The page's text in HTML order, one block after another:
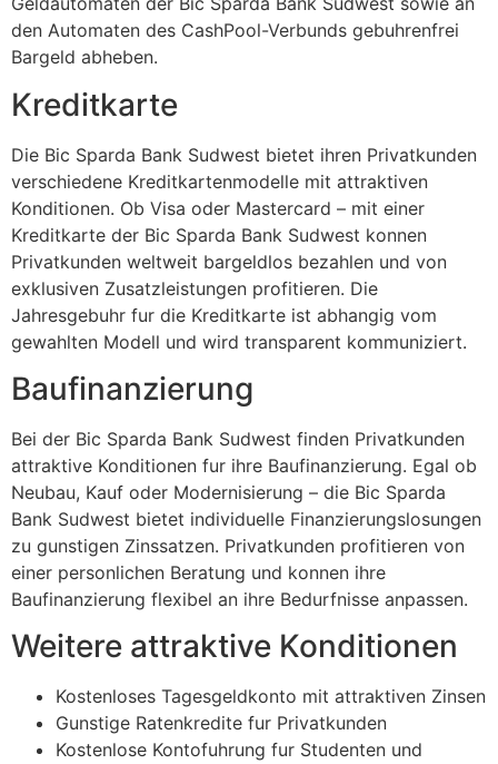
den Automaten des CashPool-Verbunds gebuhrenfrei
Bargeld abheben.
Kreditkarte
Die Bic Sparda Bank Sudwest bietet ihren Privatkunden
verschiedene Kreditkartenmodelle mit attraktiven
Konditionen. Ob Visa oder Mastercard – mit einer
Kreditkarte der Bic Sparda Bank Sudwest konnen
Privatkunden weltweit bargeldlos bezahlen und von
exklusiven Zusatzleistungen profitieren. Die
Jahresgebuhr fur die Kreditkarte ist abhangig vom
gewahlten Modell und wird transparent kommuniziert.
Baufinanzierung
Bei der Bic Sparda Bank Sudwest finden Privatkunden
attraktive Konditionen fur ihre Baufinanzierung. Egal ob
Neubau, Kauf oder Modernisierung – die Bic Sparda
Bank Sudwest bietet individuelle Finanzierungslosungen
zu gunstigen Zinssatzen. Privatkunden profitieren von
einer personlichen Beratung und konnen ihre
Baufinanzierung flexibel an ihre Bedurfnisse anpassen.
Weitere attraktive Konditionen
Kostenloses Tagesgeldkonto mit attraktiven Zinsen
Gunstige Ratenkredite fur Privatkunden
Kostenlose Kontofuhrung fur Studenten und